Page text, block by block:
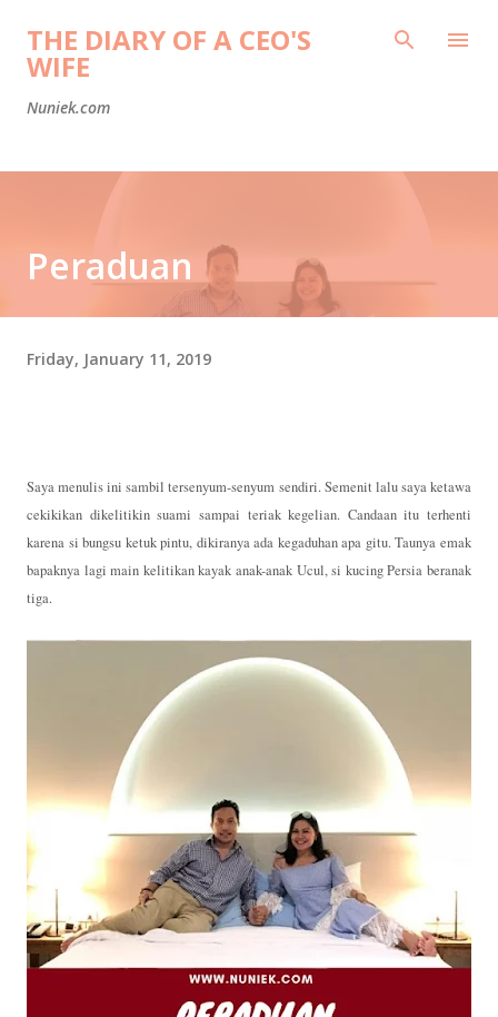
Skip to main content
THE DIARY OF A CEO'S
WIFE
Nuniek.com
Peraduan
Friday, January 11, 2019
Saya menulis ini sambil tersenyum-senyum sendiri. Semenit lalu saya ketawa
cekikikan dikelitikin suami sampai teriak kegelian. Candaan itu terhenti
karena si bungsu ketuk pintu, dikiranya ada kegaduhan apa gitu. Taunya emak
bapaknya lagi main kelitikan kayak anak-anak Ucul, si kucing Persia beranak
tiga.